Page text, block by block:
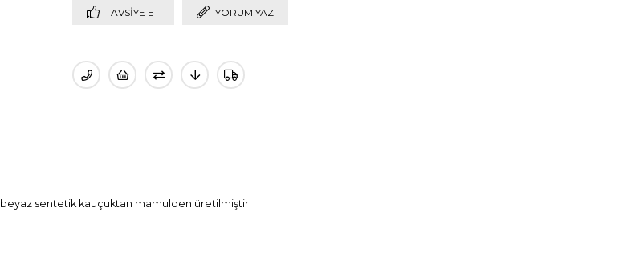
TAVSIYE ET YORUM YAZ
sentetik kauçuktan mamulden üretilmiştir.